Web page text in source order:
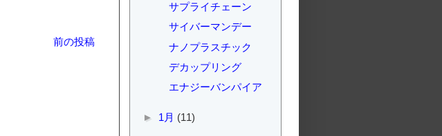
前の投稿
サプライチェーン
サイバーマンデー
ナノプラスチック
デカップリング
エナジーバンパイア
► 1月 (11)